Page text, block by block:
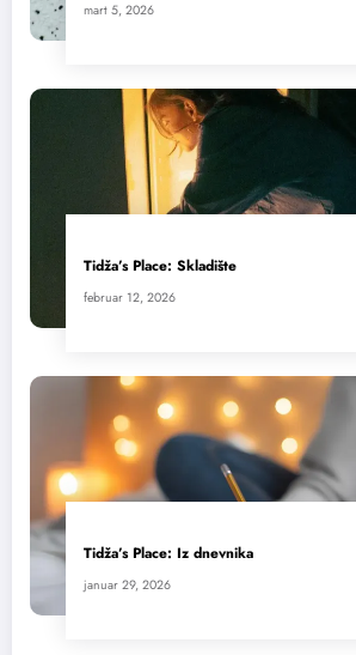
mart 5, 2026
Tidža’s Place: Skladište
februar 12, 2026
Tidža’s Place: Iz dnevnika
januar 29, 2026